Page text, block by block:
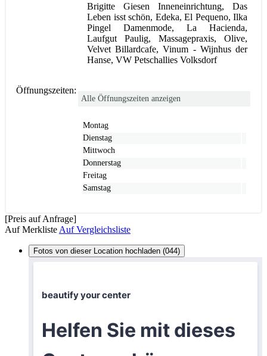
Brigitte Giesen Inneneinrichtung, Das
Leben isst schön, Edeka, El Pequeno, Ilka
Pingel Damenmode, La Hacienda,
Laufgut Paulig, Massagepraxis, Olive,
Velvet Billardcafe, Vinum - Wijnhus der
Hanse, VW Petschallies Volksdorf
Öffnungszeiten:
Alle Öffnungszeiten anzeigen
Montag
Dienstag
Mittwoch
Donnerstag
Freitag
Samstag
[Preis auf Anfrage]
Auf Merkliste Auf Vergleichsliste
Fotos von dieser Location hochladen (044)